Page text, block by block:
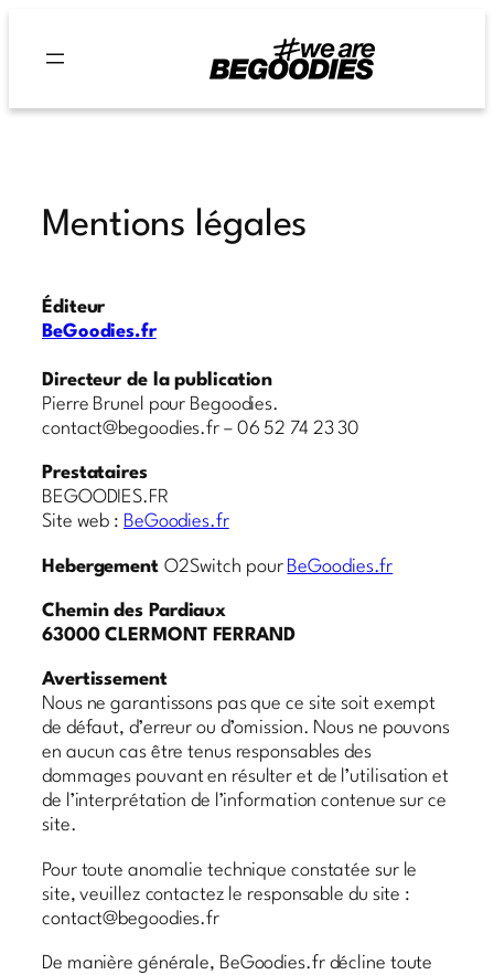
contenu
Mentions légales
Éditeur
BeGoodies.fr
Directeur de la publication
Pierre Brunel pour Begoodies.
contact@begoodies.fr – 06 52 74 23 30
Prestataires
BEGOODIES.FR
Site web : BeGoodies.fr
Hebergement O2Switch pour BeGoodies.fr
Chemin des Pardiaux
63000 CLERMONT FERRAND
Avertissement
Nous ne garantissons pas que ce site soit exempt
de défaut, d’erreur ou d’omission. Nous ne pouvons
en aucun cas être tenus responsables des
dommages pouvant en résulter et de l’utilisation et
de l’interprétation de l’information contenue sur ce
site.
Pour toute anomalie technique constatée sur le
site, veuillez contactez le responsable du site :
contact@begoodies.fr
De manière générale, BeGoodies.fr décline toute